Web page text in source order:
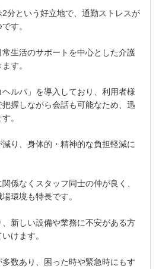
2分という好立地で、通勤ストレスが
す。
生活のサポートを中心とした介護
す。
ルパ」を導入しており、利用者様
握しながら会話も可能なため、迅
。
り、身体的・精神的な負担軽減に
係なくスタッフ同士の仲が良く、
環境も特長です。
新しい設備や業務に不安がある方
けます。
数あり、困った時や緊急時にもす